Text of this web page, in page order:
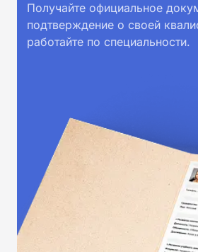
Получайте официальное
подтверждение о своей
работайте по специальности.